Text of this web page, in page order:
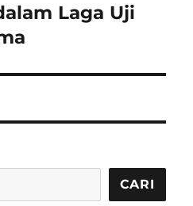
Laga Uji
CARI